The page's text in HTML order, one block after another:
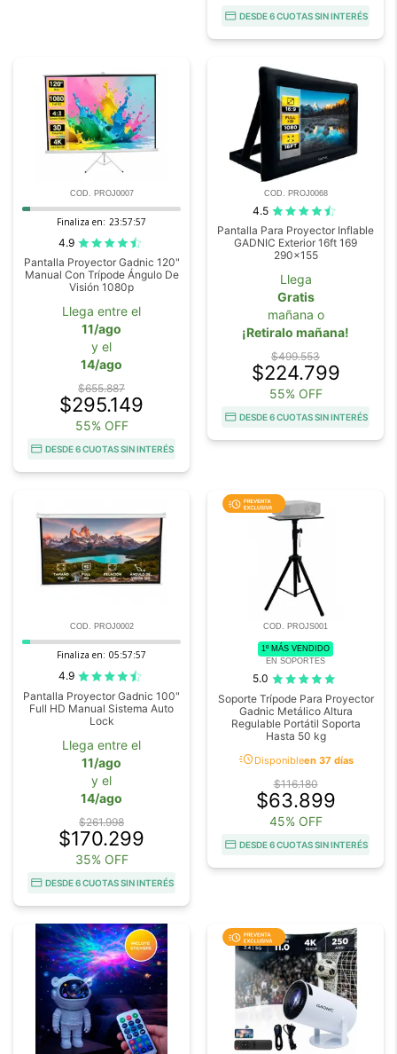
DESDE 6 CUOTAS SIN INTERÉS
COD. PROJ0007
Finaliza en: 23:57:57
4.9
Pantalla Proyector Gadnic 120"
Manual Con Trípode Ángulo De
Visión 1080p
Llega entre el
11/ago
y el
14/ago
$655.887
$295.149
55% OFF
DESDE 6 CUOTAS SIN INTERÉS
COD. PROJ0068
4.5
Pantalla Para Proyector Inflable
GADNIC Exterior 16ft 169
290x155
Llega
Gratis
mañana o
¡Retiralo mañana!
$499.553
$224.799
55% OFF
DESDE 6 CUOTAS SIN INTERÉS
COD. PROJ0002
Finaliza en: 05:57:57
4.9
Pantalla Proyector Gadnic 100"
Full HD Manual Sistema Auto
Lock
Llega entre el
11/ago
y el
14/ago
$261.998
$170.299
35% OFF
DESDE 6 CUOTAS SIN INTERÉS
COD. PROJS001
1º MÁS VENDIDO
EN SOPORTES
5.0
Soporte Trípode Para Proyector
Gadnic Metálico Altura
Regulable Portátil Soporta
Hasta 50 kg
acuteDisponibleen 37 días
$116.180
$63.899
45% OFF
DESDE 6 CUOTAS SIN INTERÉS